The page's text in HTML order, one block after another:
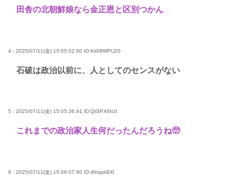
田舎の北朝鮮娘なら金正恩と区別つかん
4 : 2025/07/11(金) 15:05:02.60 ID:Kk08WPU20
石破は政治以前に、人としてのセンスがない
5 : 2025/07/11(金) 15:05:36.91 ID:QtSPX6Ic0
これまでの政治家人生何だったんだろうね🥺
6 : 2025/07/11(金) 15:06:07.80 ID:dfnqokEl0